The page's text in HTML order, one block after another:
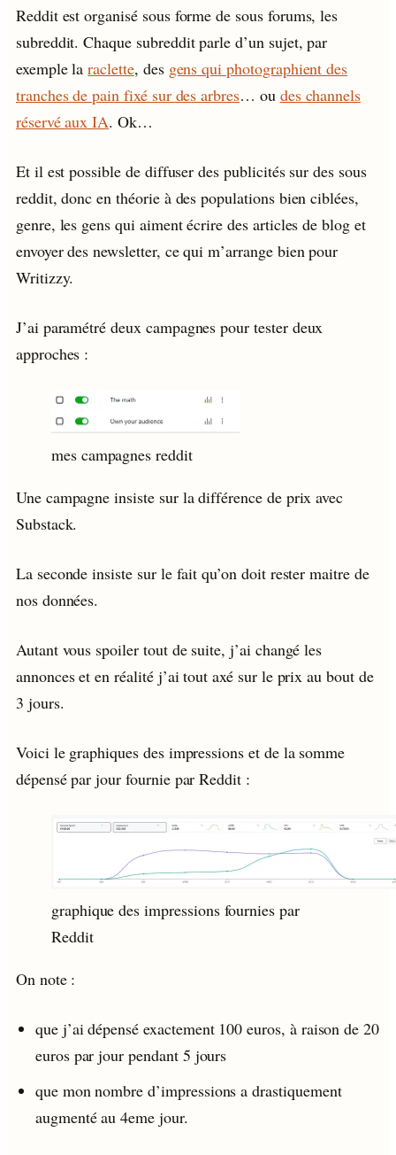
Reddit est organisé sous forme de sous forums, les
subreddit. Chaque subreddit parle d’un sujet, par
exemple laraclette, des gens qui photographient des
tranches de pain fixé sur des arbres… ou des channels
réservé aux IA. Ok…
Et il est possible de diffuser des publicités sur des sous
reddit, donc en théorie à des populations bien ciblées,
genre, les gens qui aiment écrire des articles de blog et
envoyer des newsletter, ce qui m’arrange bien pour
Writizzy.
J’ai paramétré deux campagnes pour tester deux
approches :
mes campagnes reddit
Une campagne insiste sur la différence de prix avec
Substack.
La seconde insiste sur le fait qu’on doit rester maitre de
nos données.
Autant vous spoiler tout de suite, j’ai changé les
annonces et en réalité j’ai tout axé sur le prix au bout de
3 jours.
Voici le graphiques des impressions et de la somme
dépensé par jour fournie par Reddit :
graphique des impressions fournies par
Reddit
On note :
que j’ai dépensé exactement 100 euros, à raison de 20
euros par jour pendant 5 jours
que mon nombre d’impressions a drastiquement
augmenté au 4eme jour.